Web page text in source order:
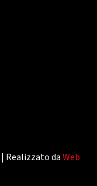
Realizzato daWeb